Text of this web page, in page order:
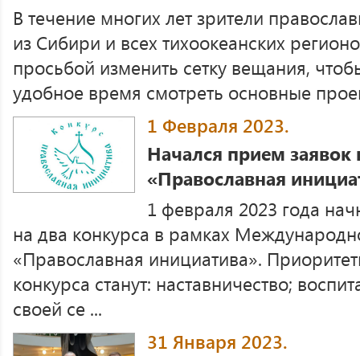
В течение многих лет зрители
из Сибири и всех тихоокеанских
просьбой изменить сетку вещания,
удобное время смотреть основные
1 Февраля 2023.
Начался прием заявок
«Православная
1 февраля 2023 года
на два конкурса в рамках
«Православная инициатива».
конкурса станут: наставничество;
своей се ...
31 Января 2023.